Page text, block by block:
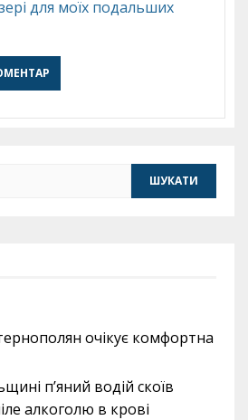
для моїх подальших
очікує комфортна
п’яний водій скоїв
алкоголю в крові